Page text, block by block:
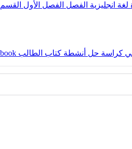
لغة انجليزية الفصل الفصل الأول القسم
كراسة حل أنشطة كتاب الطالب workbook